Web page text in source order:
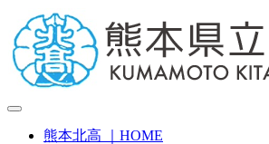
熊本北高 ｜HOME